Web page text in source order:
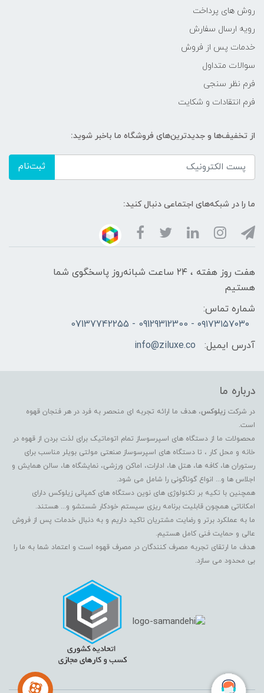
روش های پرداخت
رویه ارسال سفارش
خدمات پس از فروش
سوالات متداول
فرم نظر سنجی
فرم انتقادات و شکایت
از تخفیف‌ها و جدیدترین‌های فروشگاه ما باخبر شوید:
ثبت‌نام
ما را در شبکه‌های اجتماعی دنبال کنید:
هفت روز هفته ، ۲۴ ساعت شبانه‌روز پاسخگوی شما
هستیم
شماره تماس:
۰۹۱۷۳۱۵۷۰۳۰ - 09129312300 - 07137742255
آدرس ایمیل:
info@ziluxe.co
درباره ما
در شرکت زیلوکس، هدف ما ارائه تجربه ای منحصر به فرد در هر فنجان قهوه
است.
محصولات ما از دستگاه های اسپرسوساز تمام اتوماتیک برای لذت بردن از قهوه در
خانه و محل کار ، تا دستگاه های اسپرسوساز صنعتی مولتی بویلر مناسب برای
رستوران ها، کافه ها، هتل ها، ادارات، اماکن ورزشی، نمایشگاه ها، سالن همایش و
اجلاس ها و... انواع گوناگونی را شامل می شود.
همچنین با تکیه بر تکنولوژی های نوین دستگاه های کمپانی زیلوکس دارای
امکاناتی همچون قابلیت برنامه ریزی سیستم خودکار شستشو و... هستند.
ما به عملکرد برتر و رضایت مشتریان تاکید داریم و به دنبال خدمات پس از فروش
عالی و حمایت فنی کامل هستیم.
هدف ما ارتقای تجربه مصرف کنندگان در مصرف قهوه است و اعتماد شما به ما را
بی محدود می سازد.